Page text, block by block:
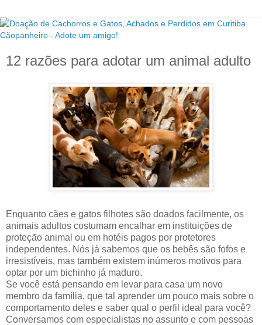
12 razões para adotar um animal adulto
Enquanto cães e gatos filhotes são doados facilmente, os
animais adultos costumam encalhar em instituições de
proteção animal ou em hotéis pagos por protetores
independentes. Nós já sabemos que os bebês são fofos e
irresistíveis, mas também existem inúmeros motivos para
optar por um bichinho já maduro.
Se você está pensando em levar para casa um novo
membro da família, que tal aprender um pouco mais sobre o
comportamento deles e saber qual o perfil ideal para você?
Conversamos com especialistas no assunto e com pessoas